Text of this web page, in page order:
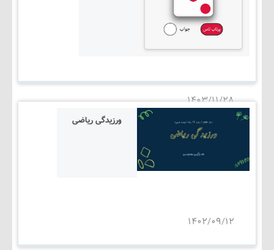
۱۴۰۳/۱۱/۲۸
ورزیدگی ریاضی
۱۴۰۲/۰۹/۱۲